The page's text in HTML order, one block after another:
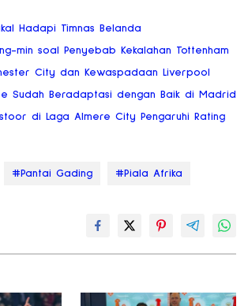
Hadapi Timnas Belanda
min soal Penyebab Kekalahan Tottenham
City dan Kewaspadaan Liverpool
Sudah Beradaptasi dengan Baik di Madrid
di Laga Almere City Pengaruhi Rating
#Pantai Gading #Piala Afrika